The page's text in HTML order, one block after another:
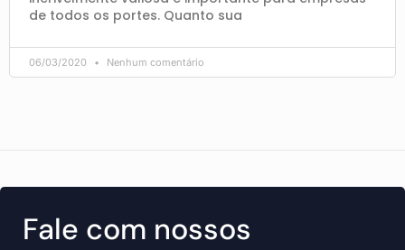
de todos os portes. Quanto sua
06/03/2020 Nenhum comentário
Fale com nossos